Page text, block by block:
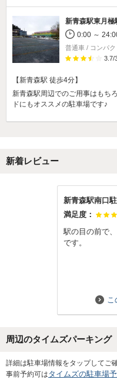
新青森駅東月極
0:00 ～
普通車 / コンパ
3.7/
【新青森駅 徒歩4分】
新青森駅周辺でのご用事はもち
ドにもオススメの駐車場です♪
新着レビュー
新青森駅南口
満足度：
駅の目の前で
です。
こ
周辺のタイムズパーキング
詳細は駐車場情報をタップしてご
事前予約可はタイムズの駐車場